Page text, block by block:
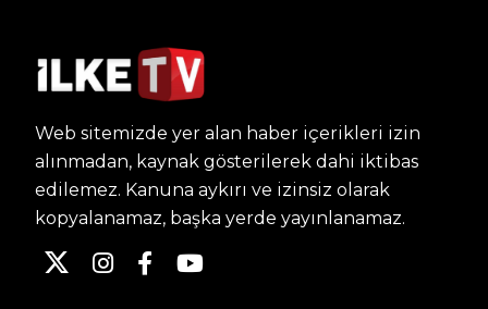
Web sitemizde yer alan haber içerikleri izin
alınmadan, kaynak gösterilerek dahi iktibas
edilemez. Kanuna aykırı ve izinsiz olarak
kopyalanamaz, başka yerde yayınlanamaz.